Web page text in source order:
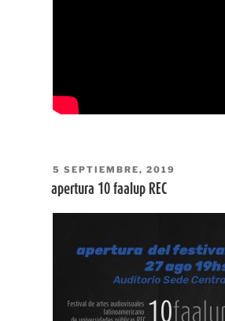
PUBLICADO
EL
5 SEPTIEMBRE, 2019
apertura 10 faalup REC